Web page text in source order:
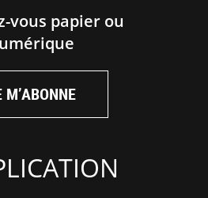
vous papier ou
M’ABONNE